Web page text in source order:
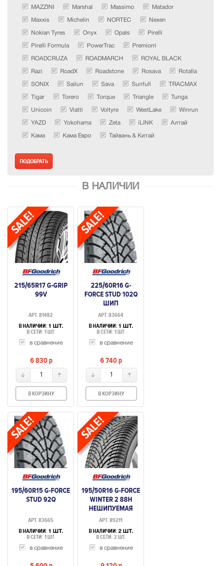
MAZZINI Marshal Massimo Matador
Maxxis Michelin NORTEC Nexen
Nokian Tyres Onyx Opals Pirelli
Pirelli Formula PowerTrac Premiorri
ROADCRUZA ROADMARCH ROYAL BLACK
Razi RoadX Roadstone Rosava Rotalla
SONIX Sailun Sava Sunfull TRACMAX
Tigar Torero Torque Triangle Tunga
Unicoin Viatti Voltyre WestLake Winrun
YAZD Yokohama Zeta iLINK Алтай
Кама Кама Евро Тайвань & Китай
В НАЛИЧИИ
215/65R17 G-GRIP
99V
АРТ. 81482
В НАЛИЧИИ: 1 ШТ.
В СЕТИ: 1 ШТ.
в сравнение
6 830p
1
В КОРЗИНУ
225/60R16 G-
FORCE STUD 102Q
ШИП
АРТ. 83664
В НАЛИЧИИ: 1 ШТ.
В СЕТИ: 1 ШТ.
в сравнение
6 740p
1
В КОРЗИНУ
195/60R15 G-FORCE
STUD 92Q
АРТ. 83665
В НАЛИЧИИ: 1 ШТ.
В СЕТИ: 1 ШТ.
в сравнение
195/50R16 G-FORCE
WINTER 2 88H
НЕШИПУЕМАЯ
АРТ. 89211
В НАЛИЧИИ: 2 ШТ.
В СЕТИ: 2 ШТ.
в сравнение